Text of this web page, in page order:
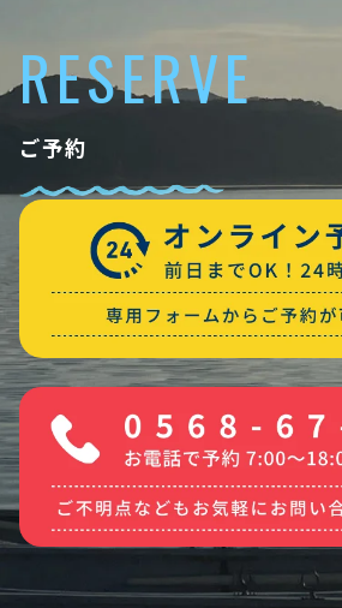
RESERVE
ご予約